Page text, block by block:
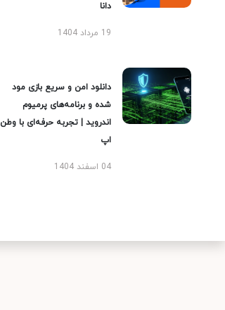
دانا
19 مرداد 1404
دانلود امن و سریع بازی مود
شده و برنامه‌های پرمیوم
اندروید | تجربه حرفه‌ای با وطن
اپ
04 اسفند 1404